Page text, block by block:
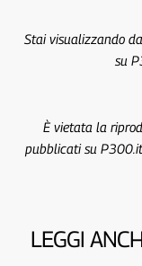
Stai visualizzando
su
È vietata la
pubblicati su
LEGGI